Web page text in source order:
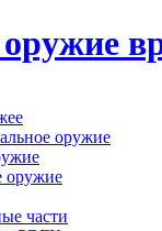
оружие
оружие
оружие
части